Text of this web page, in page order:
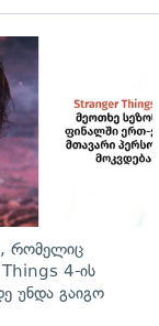
რომელიც
4-ის
უნდა გაიგო